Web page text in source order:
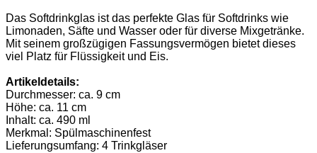
Das Softdrinkglas ist das perfekte Glas für Softdrinks wie
Limonaden, Säfte und Wasser oder für diverse Mixgetränke.
Mit seinem großzügigen Fassungsvermögen bietet dieses
viel Platz für Flüssigkeit und Eis.
Artikeldetails:
Durchmesser: ca. 9 cm
Höhe: ca. 11 cm
Inhalt: ca. 490 ml
Merkmal: Spülmaschinenfest
Lieferungsumfang: 4 Trinkgläser